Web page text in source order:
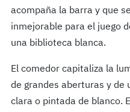
acompaña la barra y que
inmejorable para el juego
una biblioteca blanca.
El comedor capitaliza la
de grandes aberturas y de
clara o pintada de blanco.